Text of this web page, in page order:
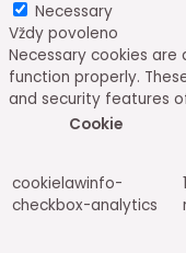
Necessary
Vždy povoleno
Necessary cookies
function properly.
and security features
Cookie
cookielawinfo-
checkbox-analytics